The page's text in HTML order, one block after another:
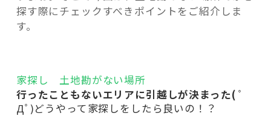
協賛・協力店
これからの暮らし 住み替え相談
探す際にチェックすべきポイントをご紹介しま
す。
家探し 土地勘がない場所
行ったこともないエリアに引越しが決まった( ﾟ
Дﾟ)どうやって家探しをしたら良いの！？